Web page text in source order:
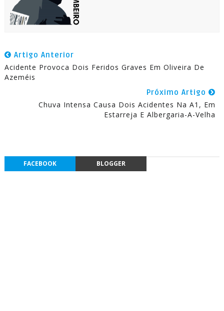
Artigo Anterior
Acidente Provoca Dois Feridos Graves Em Oliveira De
Azeméis
Próximo Artigo
Chuva Intensa Causa Dois Acidentes Na A1, Em
Estarreja E Albergaria-A-Velha
FACEBOOK BLOGGER